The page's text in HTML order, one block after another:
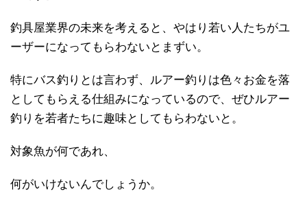
釣具屋業界の未来を考えると、やはり若い人たちがユ
ーザーになってもらわないとまずい。
特にバス釣りとは言わず、ルアー釣りは色々お金を落
としてもらえる仕組みになっているので、ぜひルアー
釣りを若者たちに趣味としてもらわないと。
対象魚が何であれ、
何がいけないんでしょうか。